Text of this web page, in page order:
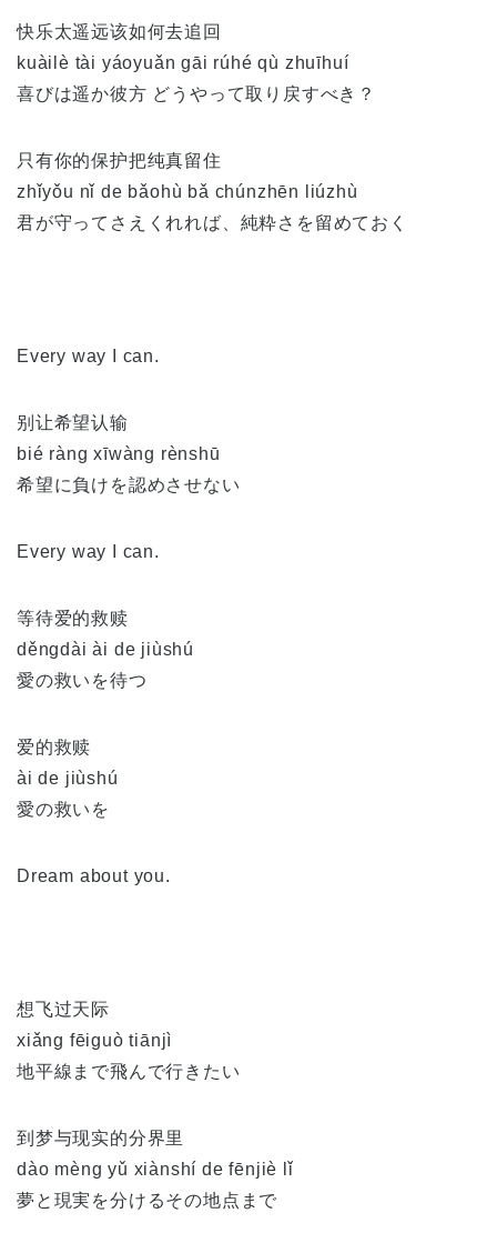
快乐太遥远该如何去追回
kuàilè tài yáoyuǎn gāi rúhé qù zhuīhuí
喜びは遥か彼方 どうやって取り戻すべき？
只有你的保护把纯真留住
zhǐyǒu nǐ de bǎohù bǎ chúnzhēn liúzhù
君が守ってさえくれれば、純粋さを留めておく
Every way I can.
别让希望认输
bié ràng xīwàng rènshū
希望に負けを認めさせない
Every way I can.
等待爱的救赎
děngdài ài de jiùshú
愛の救いを待つ
爱的救赎
ài de jiùshú
愛の救いを
Dream about you.
想飞过天际
xiǎng fēiguò tiānjì
地平線まで飛んで行きたい
到梦与现实的分界里
dào mèng yǔ xiànshí de fēnjiè lǐ
夢と現実を分けるその地点まで